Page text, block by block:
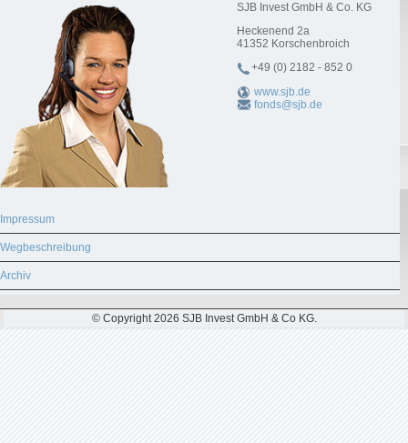
SJB Invest GmbH & Co. KG
Heckenend 2a
41352 Korschenbroich
+49 (0) 2182 - 852 0
www.sjb.de
fonds@sjb.de
Impressum
Wegbeschreibung
Archiv
© Copyright 2026 SJB Invest GmbH & Co KG.